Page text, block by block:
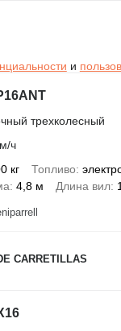
и
трехколесный
ч
кг Топливо
4,8 м Длина вил
CARRETILLAS